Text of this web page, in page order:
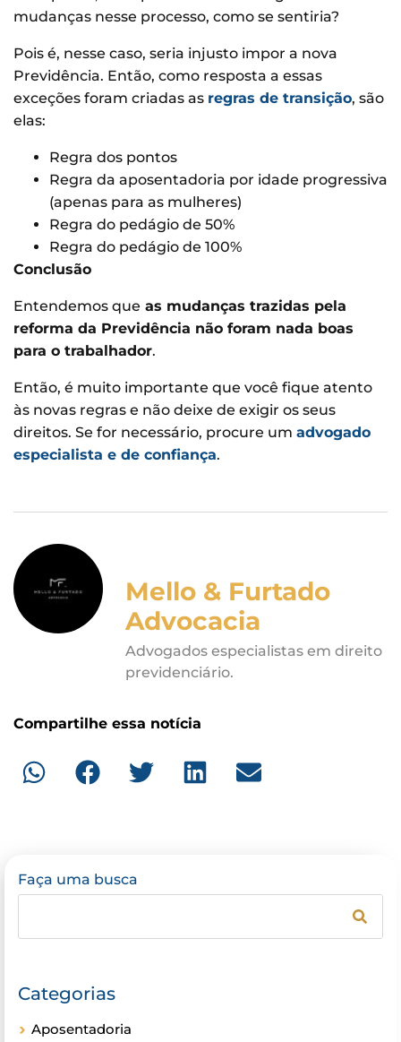
mudanças nesse processo, como se sentiria?
Pois é, nesse caso, seria injusto impor a nova
Previdência. Então, como resposta a essas
exceções foram criadas as regras de transição, são
elas:
Regra dos pontos
Regra da aposentadoria por idade progressiva
(apenas para as mulheres)
Regra do pedágio de 50%
Regra do pedágio de 100%
Conclusão
Entendemos que as mudanças trazidas pela
reforma da Previdência não foram nada boas
para o trabalhador.
Então, é muito importante que você fique atento
às novas regras e não deixe de exigir os seus
direitos. Se for necessário, procure um advogado
especialista e de confiança.
Mello & Furtado
Advocacia
Advogados especialistas em direito
previdenciário.
Compartilhe essa notícia
Faça uma busca
Categorias
Aposentadoria